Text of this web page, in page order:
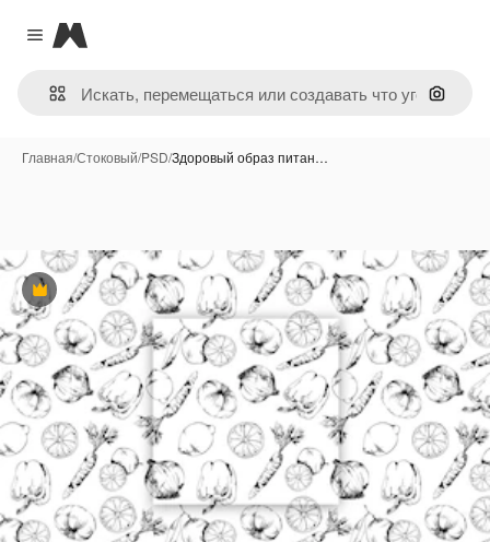
Close menu
Magnific
Поиск
Главная/Стоковый/PSD/Здоровый образ питан…
Премиум